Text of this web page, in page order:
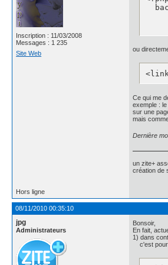
#P0,
Inscription : 11/03/2008
Messages : 1 235
Site Web
ou
Ce qui me
exemple :
sur une
mais
Dernière
un zite+
création de
Hors ligne
08/11/2010 00:35:10
jpg
Administrateurs
Bonsoir,
En fait,
1) dans
c'est pour